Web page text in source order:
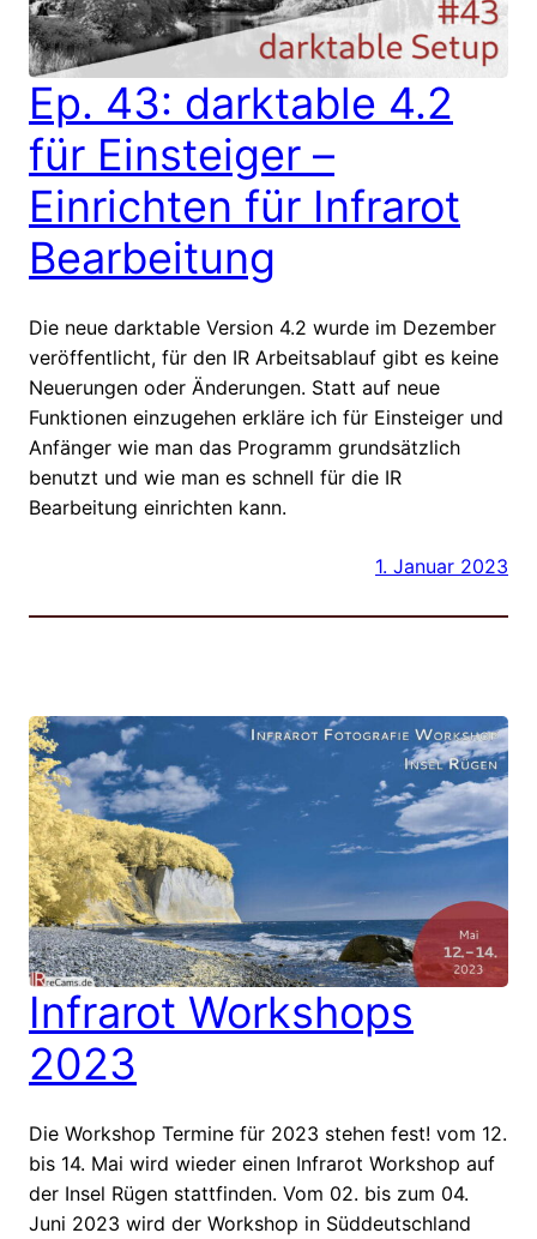
Ep. 43: darktable 4.2
für Einsteiger –
Einrichten für Infrarot
Bearbeitung
Die neue darktable Version 4.2 wurde im Dezember
veröffentlicht, für den IR Arbeitsablauf gibt es keine
Neuerungen oder Änderungen. Statt auf neue
Funktionen einzugehen erkläre ich für Einsteiger und
Anfänger wie man das Programm grundsätzlich
benutzt und wie man es schnell für die IR
Bearbeitung einrichten kann.
1. Januar 2023
Infrarot Workshops
2023
Die Workshop Termine für 2023 stehen fest! vom 12.
bis 14. Mai wird wieder einen Infrarot Workshop auf
der Insel Rügen stattfinden. Vom 02. bis zum 04.
Juni 2023 wird der Workshop in Süddeutschland